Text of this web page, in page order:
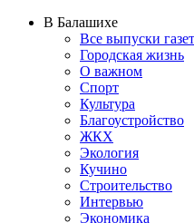
В Балашихе
Все выпуски
Городская жизнь
О важном
Спорт
Культура
Благоустройство
ЖКХ
Экология
Кучино
Строительство
Интервью
Экономика